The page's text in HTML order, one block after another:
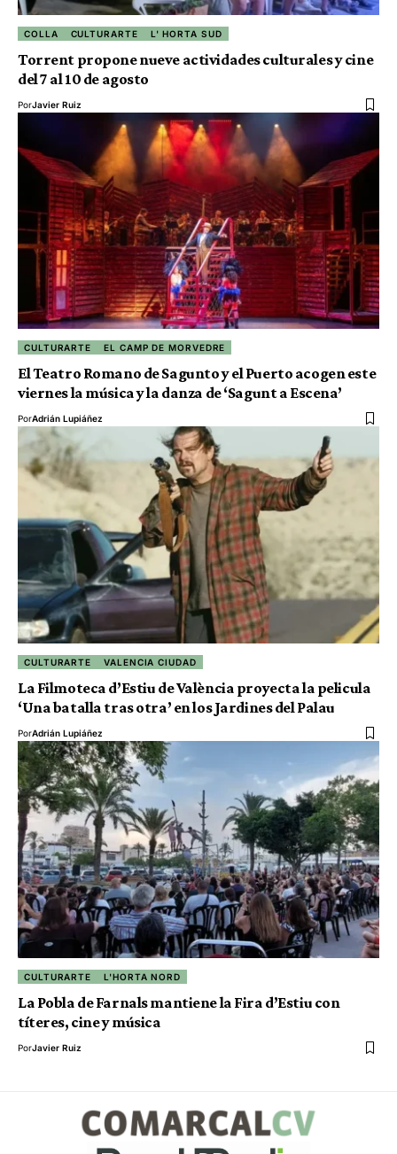
COLLA CULTURARTE L' HORTA SUD
Torrent propone nueve actividades culturales y cine
del 7 al 10 de agosto
PorJavier Ruiz
CULTURARTE EL CAMP DE MORVEDRE
El Teatro Romano de Sagunto y el Puerto acogen este
viernes la música y la danza de ‘Sagunt a Escena’
PorAdrián Lupiáñez
CULTURARTE VALENCIA CIUDAD
La Filmoteca d’Estiu de València proyecta la pelicula
‘Una batalla tras otra’ en los Jardines del Palau
PorAdrián Lupiáñez
CULTURARTE L'HORTA NORD
La Pobla de Farnals mantiene la Fira d’Estiu con
títeres, cine y música
PorJavier Ruiz